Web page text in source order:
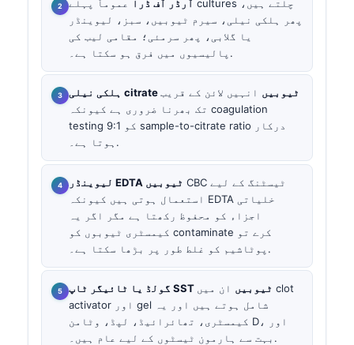
آرڈر آف ڈرا
عموماً پہلے cultures چلتے ہیں،
پھر ہلکی نیلی، سیرم ٹیوبیں، سبز، لیوینڈر
یا گلابی، پھر سرمئی؛ مقامی لیب کی
پالیسیوں میں فرق ہو سکتا ہے۔.
ہلکی نیلی citrate ٹیوبیں انہیں لائن کے قریب
تک بھرنا ضروری ہے کیونکہ coagulation
testing کو 9:1 sample-to-citrate ratio درکار
ہوتا ہے۔.
لیوینڈر EDTA ٹیوبیں CBC ٹیسٹنگ کے لیے
استعمال ہوتی ہیں کیونکہ EDTA خلیاتی
اجزاء کو محفوظ رکھتا ہے مگر اگر یہ
کیمسٹری ٹیوبوں کو contaminate کرے تو
پوٹاشیم کو غلط طور پر بڑھا سکتا ہے۔.
گولڈ یا ٹائیگر ٹاپ SST ٹیوبیں ان میں clot
activator اور gel شامل ہوتے ہیں اور یہ
کیمسٹری، تھائرائیڈ، لپڈ، وٹامن D، اور
بہت سے ہارمون ٹیسٹوں کے لیے عام ہیں۔.